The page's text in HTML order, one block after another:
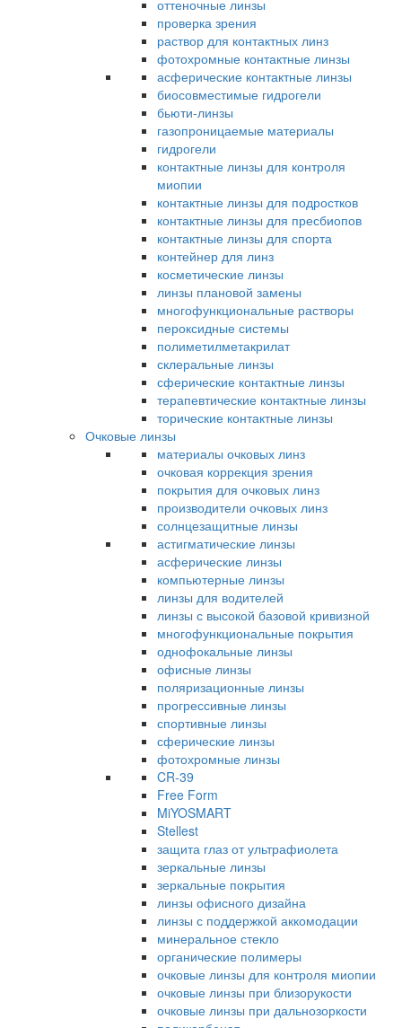
оттеночные линзы
проверка зрения
раствор для контактных линз
фотохромные контактные линзы
асферические контактные линзы
биосовместимые гидрогели
бьюти-линзы
газопроницаемые материалы
гидрогели
контактные линзы для контроля
миопии
контактные линзы для подростков
контактные линзы для пресбиопов
контактные линзы для спорта
контейнер для линз
косметические линзы
линзы плановой замены
многофункциональные растворы
пероксидные системы
полиметилметакрилат
склеральные линзы
сферические контактные линзы
терапевтические контактные линзы
торические контактные линзы
Очковые линзы
материалы очковых линз
очковая коррекция зрения
покрытия для очковых линз
производители очковых линз
солнцезащитные линзы
астигматические линзы
асферические линзы
компьютерные линзы
линзы для водителей
линзы с высокой базовой кривизной
многофункциональные покрытия
однофокальные линзы
офисные линзы
поляризационные линзы
прогрессивные линзы
спортивные линзы
сферические линзы
фотохромные линзы
CR-39
Free Form
MiYOSMART
Stellest
защита глаз от ультрафиолета
зеркальные линзы
зеркальные покрытия
линзы офисного дизайна
линзы с поддержкой аккомодации
минеральное стекло
органические полимеры
очковые линзы для контроля миопии
очковые линзы при близорукости
очковые линзы при дальнозоркости